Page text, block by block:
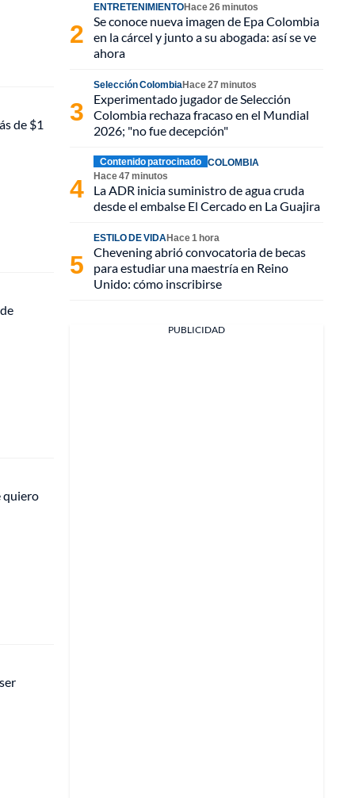
de $1
quiero
ENTRETENIMIENTOHace 26 minutos
Se conoce nueva imagen de Epa Colombia
en la cárcel y junto a su abogada: así se ve
ahora
Selección ColombiaHace 27 minutos
Experimentado jugador de Selección
Colombia rechaza fracaso en el Mundial
2026; "no fue decepción"
Contenido patrocinado COLOMBIA
Hace 47 minutos
La ADR inicia suministro de agua cruda
desde el embalse El Cercado en La Guajira
ESTILO DE VIDAHace 1 hora
Chevening abrió convocatoria de becas
para estudiar una maestría en Reino
Unido: cómo inscribirse
PUBLICIDAD